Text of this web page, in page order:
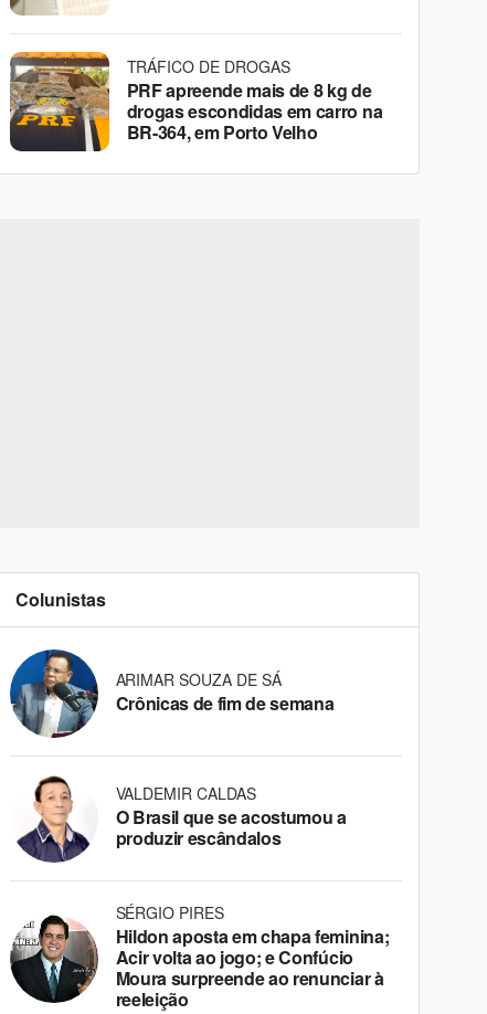
TRÁFICO DE DROGAS
PRF apreende mais de 8 kg de
drogas escondidas em carro na
BR-364, em Porto Velho
Colunistas
ARIMAR SOUZA DE SÁ
Crônicas de fim de semana
VALDEMIR CALDAS
O Brasil que se acostumou a
produzir escândalos
SÉRGIO PIRES
Hildon aposta em chapa feminina;
Acir volta ao jogo; e Confúcio
Moura surpreende ao renunciar à
reeleição